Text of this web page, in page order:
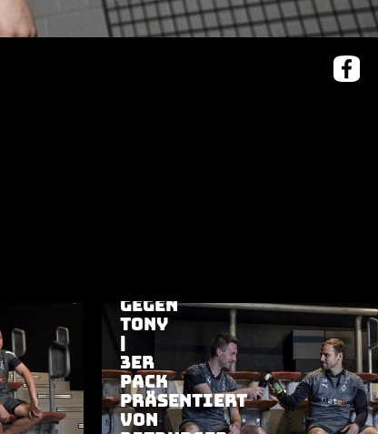
GEGEN
TONY
3ER
PACK
PRÄSENTIERT
VON